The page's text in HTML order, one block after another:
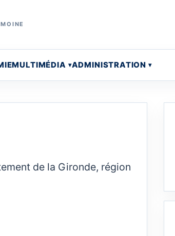
MULTIMÉDIA ADMINISTRATION
de la Gironde, région